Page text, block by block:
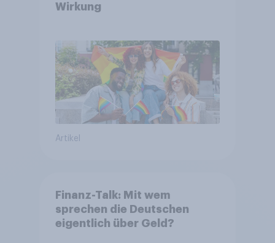
Wirkung
Artikel
Finanz-Talk: Mit wem
sprechen die Deutschen
eigentlich über Geld?